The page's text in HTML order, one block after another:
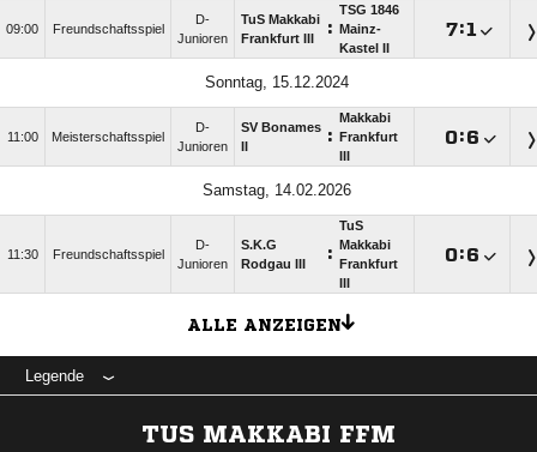
09:00 Freundschaftsspiel
D-
Junioren
TuS Makkabi
Frankfurt III
:
TSG 1846
Mainz-
Kastel II
:
Sonntag, 15.12.2024
11:00 Meisterschaftsspiel
D-
Junioren
SV Bonames :
Makkabi
Frankfurt
:
Samstag, 14.02.2026
11:30 Freundschaftsspiel
D-
Junioren
S.K.G
Rodgau III
:
TuS
Makkabi
Frankfurt
:
ALLE ANZEIGEN
Legende
TUS MAKKABI FFM